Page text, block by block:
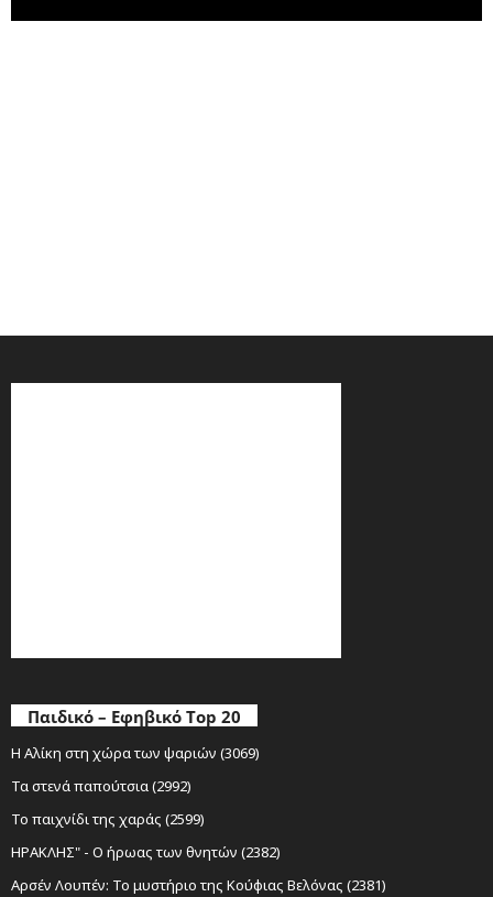
Παιδικό – Εφηβικό Top 20
Η Αλίκη στη χώρα των ψαριών (3069)
Τα στενά παπούτσια (2992)
Το παιχνίδι της χαράς (2599)
ΗΡΑΚΛΗΣ" - Ο ήρωας των θνητών (2382)
Αρσέν Λουπέν: Το μυστήριο της Κούφιας Βελόνας (2381)